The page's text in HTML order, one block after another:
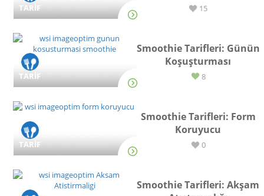
TARİF 15
TARİF
Smoothie Tarifleri: Günün
Koşuşturması
8
TARİF
Smoothie Tarifleri: Form
Koruyucu
0
Smoothie Tarifleri: Akşam